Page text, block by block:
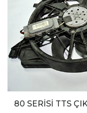
80 SERİSİ TTS